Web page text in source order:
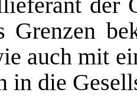
Grenzen
auch mit
in die